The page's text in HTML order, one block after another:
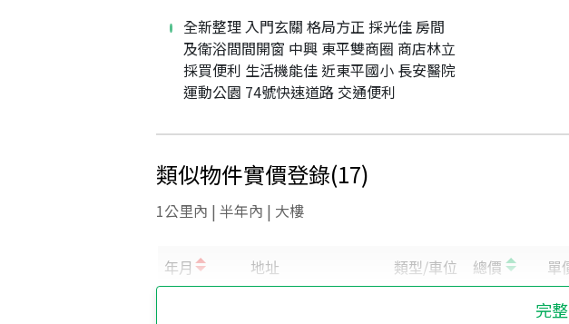
全新整理 入門玄關 格局方正 採光佳 房間
及衛浴間間開窗 中興 東平雙商圈 商店林立
採買便利 生活機能佳 近東平國小 長安醫院
運動公園 74號快速道路 交通便利
類似物件實價登錄(17)
1公里內 | 半年內 | 大樓
完